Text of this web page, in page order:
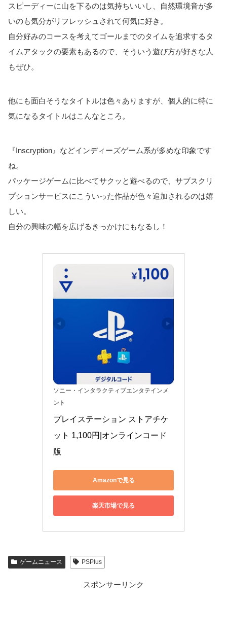
スピーディーに山を下るのは気持ちいいし、自然環境音が多
いのも気分がリフレッシュされて何気に好き。
自分好みのコースを考えてゴールまでのタイムを追求するタ
イムアタックの要素もあるので、そういう遊び方が好きな人
もぜひ。
他にも面白そうなタイトルは色々ありますが、個人的に特に
気になるタイトルはこんなところ。
『Inscryption』などインディーズゲーム系が多めな印象です
ね。
パッケージゲームに比べてサクッと遊べるので、サブスクリ
プションサービスにこういった作品が色々追加されるのは嬉
しい。
自分の興味の幅を広げるきっかけにもなるし！
ソニー・インタラクティブエンタテインメ
ント
プレイステーション ストアチケ
ット 1,100円|オンラインコード
版
Amazonで見る
楽天市場で見る
ゲームニュース PSPlus
スポンサーリンク